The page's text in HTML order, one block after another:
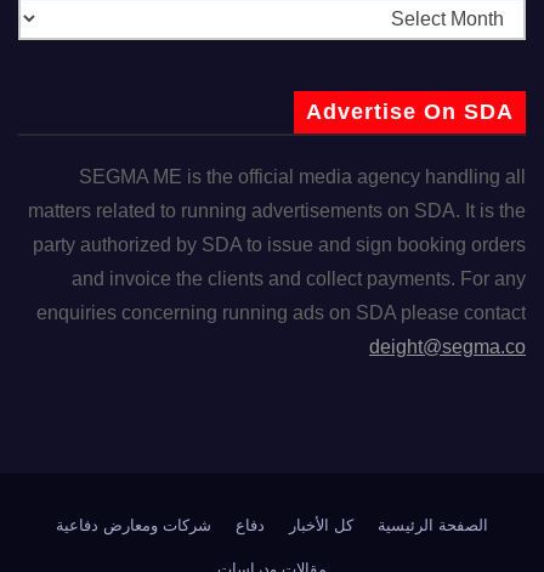
Advertise On SDA
SEGMA ME is the official media agency handling all
matters related to running advertisements on SDA. It is the
party authorized by SDA to issue and sign booking orders
and invoice the clients and collect payments. For any
enquiries concerning running ads on SDA please contact
deight@segma.co
الصفحة الرئيسية كل الأخبار دفاع شركات ومعارض دفاعية